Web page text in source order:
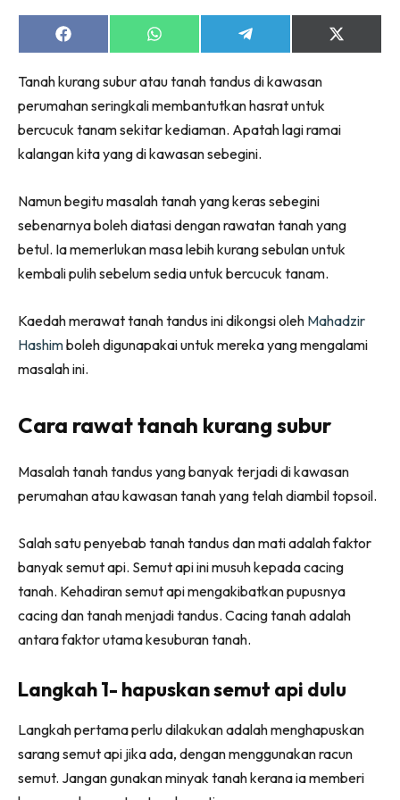
Ruang Tamu
Menarik Lagi
Casa Impiana
Impiana Makeover
Makeover Ruang Selebriti
Destinasi
Kafe
Hartanah
Ilham Impiana Inspirasi Selebriti
Casa Impiana
Lahar Dekor
Sembang Dekor
Sembang Laman
Tip Impiana
Tip Laman
Share
on
Share
on
Share
on
Share
on
Tanah kurang subur atau tanah tandus di kawasan
perumahan seringkali membantutkan hasrat untuk
bercucuk tanam sekitar kediaman. Apatah lagi ramai
kalangan kita yang di kawasan sebegini.
Namun begitu masalah tanah yang keras sebegini
sebenarnya boleh diatasi dengan rawatan tanah yang
betul. Ia memerlukan masa lebih kurang sebulan untuk
kembali pulih sebelum sedia untuk bercucuk tanam.
Kaedah merawat tanah tandus ini dikongsi oleh Mahadzir
Hashimboleh digunapakai untuk mereka yang mengalami
masalah ini.
Cara rawat tanah kurang subur
Masalah tanah tandus yang banyak terjadi di kawasan
perumahan atau kawasan tanah yang telah diambil topsoil.
Salah satu penyebab tanah tandus dan mati adalah faktor
banyak semut api. Semut api ini musuh kepada cacing
tanah. Kehadiran semut api mengakibatkan pupusnya
cacing dan tanah menjadi tandus. Cacing tanah adalah
antara faktor utama kesuburan tanah.
Langkah 1- hapuskan semut api dulu
Langkah pertama perlu dilakukan adalah menghapuskan
sarang semut api jika ada, dengan menggunakan racun
semut. Jangan gunakan minyak tanah kerana ia memberi